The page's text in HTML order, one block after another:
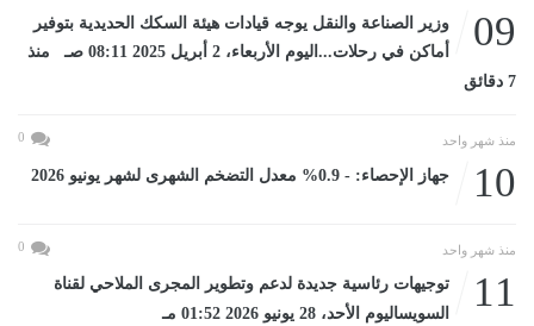
09
وزير الصناعة والنقل يوجه قيادات هيئة السكك الحديدية بتوفير
أماكن في رحلات...اليوم الأربعاء، 2 أبريل 2025 08:11 صـ منذ
7 دقائق
منذ شهر واحد 0
10 جهاز الإحصاء: - 0.9% معدل التضخم الشهرى لشهر يونيو 2026
منذ شهر واحد 0
11
توجيهات رئاسية جديدة لدعم وتطوير المجرى الملاحي لقناة
السويساليوم الأحد، 28 يونيو 2026 01:52 مـ